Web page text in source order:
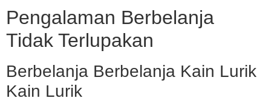
Pengalaman Berbelanja
Tidak Terlupakan
Berbelanja Berbelanja Kain Lurik
Kain Lurik